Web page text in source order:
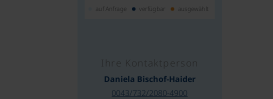
auf Anfrage verfügbar ausgewählt
Ihre Kontaktperson
Daniela Bischof-Haider
0043/732/2080-4900